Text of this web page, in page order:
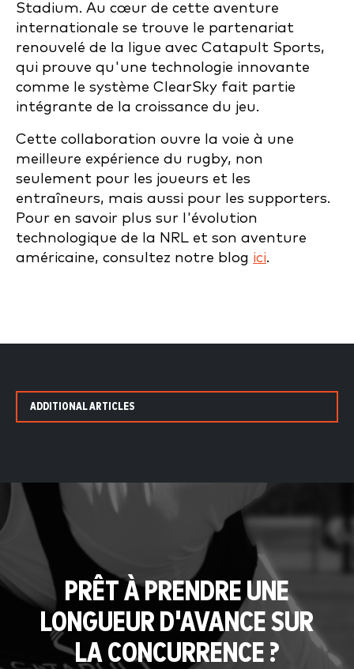
Stadium. Au cœur de cette aventure
internationale se trouve le partenariat
renouvelé de la ligue avec Catapult Sports,
qui prouve qu'une technologie innovante
comme le système ClearSky fait partie
intégrante de la croissance du jeu.
Cette collaboration ouvre la voie à une
meilleure expérience du rugby, non
seulement pour les joueurs et les
entraîneurs, mais aussi pour les supporters.
Pour en savoir plus sur l'évolution
technologique de la NRL et son aventure
américaine, consultez notre blog ici.
ADDITIONAL ARTICLES
PRÊT À PRENDRE UNE
LONGUEUR D'AVANCE SUR
LA CONCURRENCE ?